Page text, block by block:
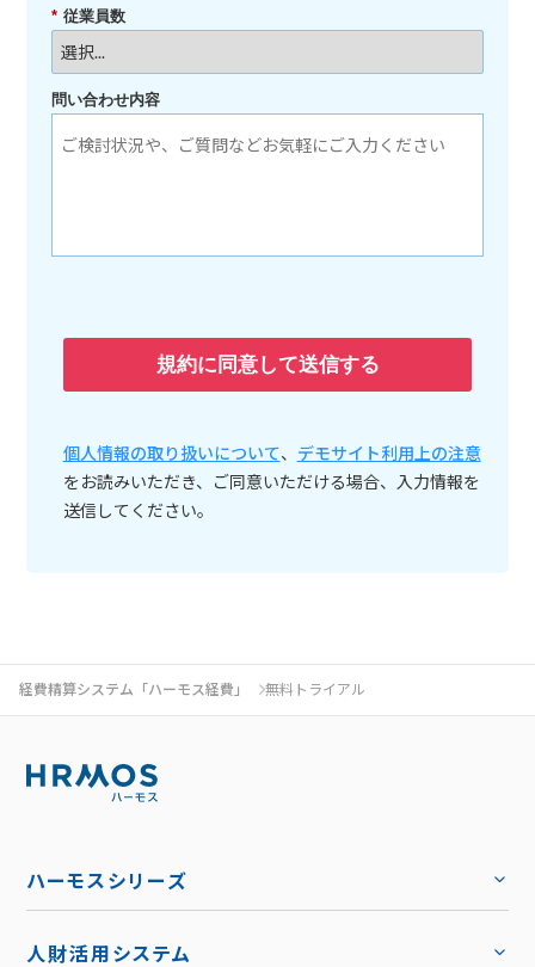
* 従業員数
問い合わせ内容
規約に同意して送信する
個人情報の取り扱いについて、 デモサイト利用上の注意
をお読みいただき、ご同意いただける場合、入力情報を
送信してください。
経費精算システム「ハーモス経費」 無料トライアル
ハーモスシリーズ
人財活用システム